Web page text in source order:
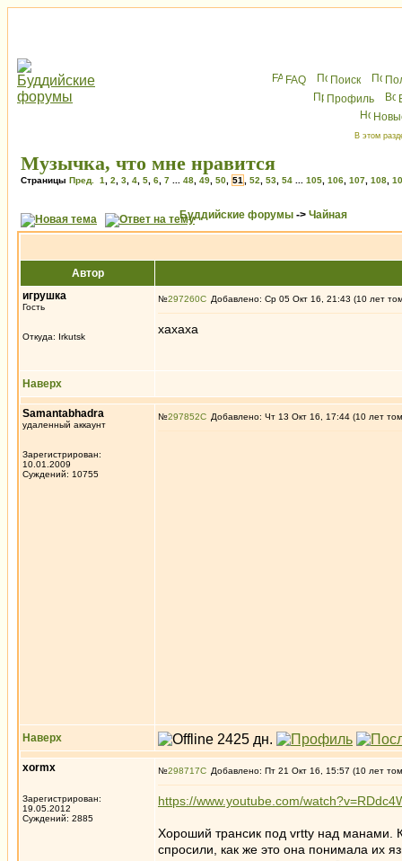
FAQ Поиск
Профиль
В этом
Музычка, что мне нравится
Страницы Пред. 1 2 3 4 5 6 7 48 49 50 51 52 53 54 105 106 107 108
Буддийские форумы -> Чайная
Автор
игрушка
Гость
Откуда: Irkutsk
№297260 Добавлено: Ср 05 Окт 16, 21:43 (10 лет
хахаха
Наверх
Samantabhadra
удаленный аккаунт
Зарегистрирован:
10.01.2009
Суждений: 10755
№297852 Добавлено: Чт 13 Окт 16, 17:44 (10 лет
Наверх
xormx
Зарегистрирован:
19.05.2012
Суждений: 2885
№298717 Добавлено: Пт 21 Окт 16, 15:57 (10 лет
https://www.youtube.com/
Хороший трансик под vrtty над манами.
спросили, как же это она понимала их